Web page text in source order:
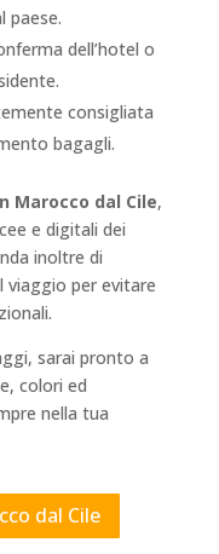
paese.
dell’hotel o
consigliata
bagagli.
Marocco dal Cile,
e digitali dei
inoltre di
viaggio per evitare
sarai pronto a
colori ed
nella tua
dal Cile